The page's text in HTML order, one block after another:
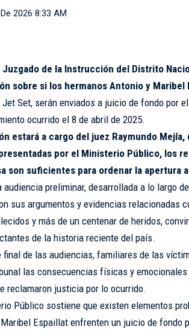
2026 8:33 AM
Juzgado de la Instrucción del Distrito
sobre si los hermanos Antonio y Maribel
Set, serán enviados a juicio de fondo por
ocurrido el 8 de abril de 2025.
estará a cargo del juez Raymundo
por el Ministerio Público, los
son suficientes para ordenar la apertura
audiencia preliminar, desarrollada a lo largo
sus argumentos y evidencias relacionadas
y más de un centenar de heridos,
de la historia reciente del país.
final de las audiencias, familiares de las
las consecuencias físicas y
reclamaron justicia por lo ocurrido.
Público sostiene que existen elementos
Espaillat enfrenten un juicio de fondo